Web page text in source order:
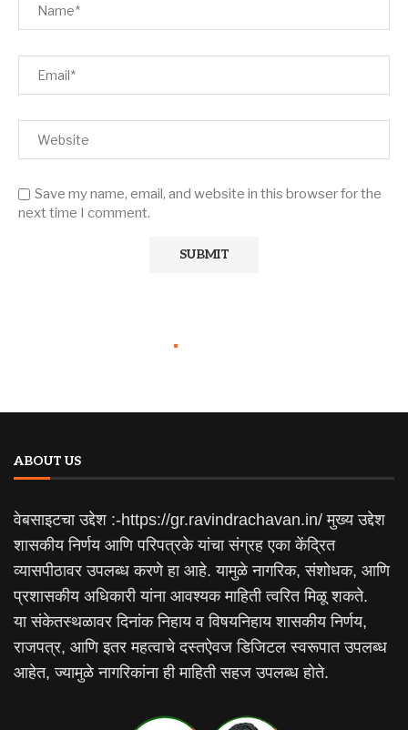
Save my name, email, and website in this browser for the
next time I comment.
ABOUT US
वेबसाइटचा उद्देश :-https://gr.ravindrachavan.in/ मुख्य उद्देश
शासकीय निर्णय आणि परिपत्रके यांचा संग्रह एका केंद्रित
व्यासपीठावर उपलब्ध करणे हा आहे. यामुळे नागरिक, संशोधक, आणि
प्रशासकीय अधिकारी यांना आवश्यक माहिती त्वरित मिळू शकते.
या संकेतस्थळावर दिनांक निहाय व विषयनिहाय शासकीय निर्णय,
राजपत्र, आणि इतर महत्वाचे दस्तऐवज डिजिटल स्वरूपात उपलब्ध
आहेत, ज्यामुळे नागरिकांना ही माहिती सहज उपलब्ध होते.